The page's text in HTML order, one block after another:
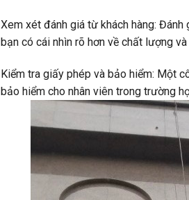
Xem xét đánh giá từ khách hàng:
bạn có cái nhìn rõ hơn về chất lượng
Kiểm tra giấy phép và bảo hiểm: Một
bảo hiểm cho nhân viên trong trường